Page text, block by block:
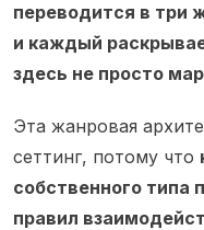
переводится в три
и каждый
здесь не просто
Эта жанровая
сеттинг, потому что
собственного типа
правил